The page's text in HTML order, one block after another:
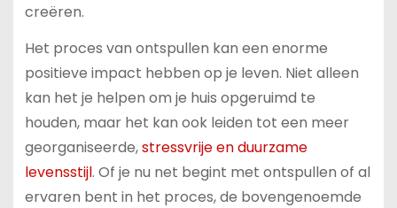
creëren.
Het proces van ontspullen kan een enorme
positieve impact hebben op je leven. Niet alleen
kan het je helpen om je huis opgeruimd te
houden, maar het kan ook leiden tot een meer
georganiseerde,stressvrije en duurzame
levensstijl. Of je nu net begint met ontspullen of al
ervaren bent in het proces, de bovengenoemde